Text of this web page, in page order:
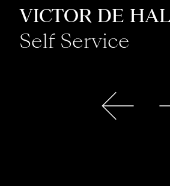
VICTOR DE
Self Service